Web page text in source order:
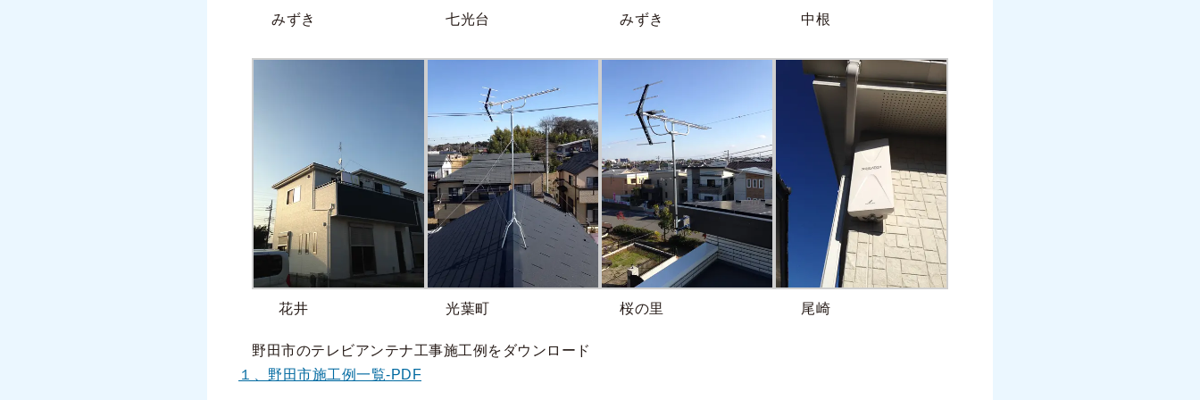
みずき 七光台 みずき 中根
花井 光葉町 桜の里 尾崎
野田市のテレビアンテナ工事施工例をダウンロード
１、野田市施工例一覧-PDF